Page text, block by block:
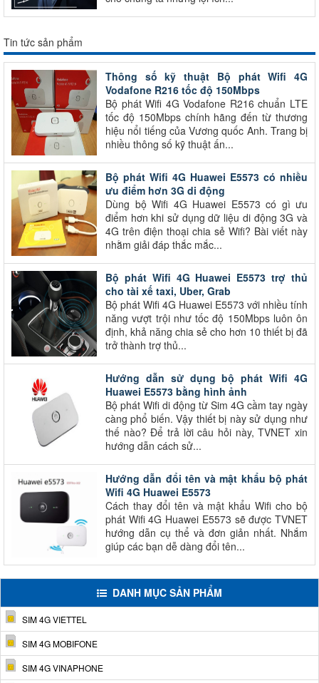
Tin tức sản phẩm
Thông số kỹ thuật Bộ phát Wifi 4G
Vodafone R216 tốc độ 150Mbps
Bộ phát Wifi 4G Vodafone R216 chuẩn LTE
tốc độ 150Mbps chính hãng đến từ thương
hiệu nổi tiếng của Vương quốc Anh. Trang bị
nhiều thông số kỹ thuật ấn...
Bộ phát Wifi 4G Huawei E5573 có nhiều
ưu điểm hơn 3G di động
Dùng bộ Wifi 4G Huawei E5573 có gì ưu
điểm hơn khi sử dụng dữ liệu di động 3G và
4G trên điện thoại chia sẻ Wifi? Bài viết này
nhằm giải đáp thắc mắc...
Bộ phát Wifi 4G Huawei E5573 trợ thủ
cho tài xế taxi, Uber, Grab
Bộ phát Wifi 4G Huawei E5573 với nhiều tính
năng vượt trội như tốc độ 150Mbps luôn ôn
định, khả năng chia sẻ cho hơn 10 thiết bị đã
trở thành trợ thủ...
Hướng dẫn sử dụng bộ phát Wifi 4G
Huawei E5573 bằng hình ảnh
Bộ phát Wifi di động từ Sim 4G cầm tay ngày
càng phổ biến. Vậy thiết bị này sử dụng như
thế nào? Để trả lời câu hỏi này, TVNET xin
hướng dẫn cách sử...
Hướng dẫn đổi tên và mật khẩu bộ phát
Wifi 4G Huawei E5573
Cách thay đổi tên và mật khẩu Wifi cho bộ
phát Wifi 4G Huawei E5573 sẽ được TVNET
hướng dẫn cụ thể và đơn giản nhất. Nhắm
giúp các bạn dễ dàng đổi tên...
DANH MỤC SẢN PHẨM
SIM 4G VIETTEL
SIM 4G MOBIFONE
SIM 4G VINAPHONE